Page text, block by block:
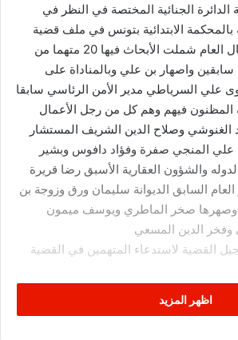
الجنائية المختصة في النظر في
بالمحكمة الابتدائية بتونس في ملف قضية
فساد تعلقت بنهب المال العام شملت الأبحاث فيها 20 متهما من
سابقين واصهار بن علي وبالمناداة على
علي السرياطي مدير الأمن الرئاسي سابقا
فيهم وهم كل من رجل الأعمال
الغنوشي وصلاح الدين الشريف المستشار
علي المنجي صفرة وفؤاد دافوس وبشير
والشؤون العقارية الأسبق رضا قريرة
السابق الديوانة سليمان ورق وزوجة بن
وصهرها صخر الماطري ويوسف ميمون
وفخر الدين المسعي
القضية لاستدعاء المتهمين في القضية
اظهر المزيد